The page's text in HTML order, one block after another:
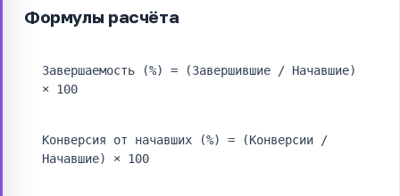
Формулы расчёта
Завершаемость (%) = (Завершившие / Начавшие)
× 100
Конверсия от начавших (%) = (Конверсии /
Начавшие) × 100